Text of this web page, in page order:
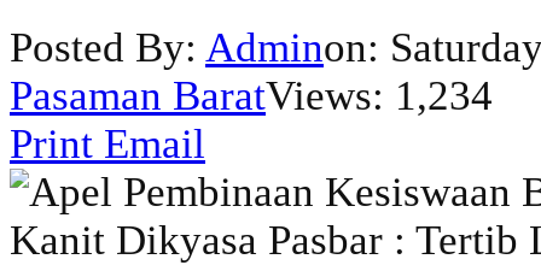
Posted By: Adminon:
Pasaman BaratViews: 1,234
Print Email